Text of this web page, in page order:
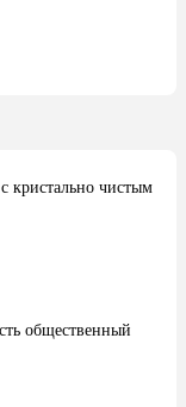
кристально чистым
общественный